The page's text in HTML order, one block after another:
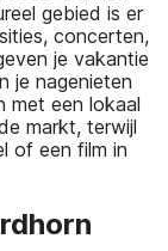
gebied is er
concerten,
je vakantie
je nagenieten
met een lokaal
markt, terwijl
of een film in